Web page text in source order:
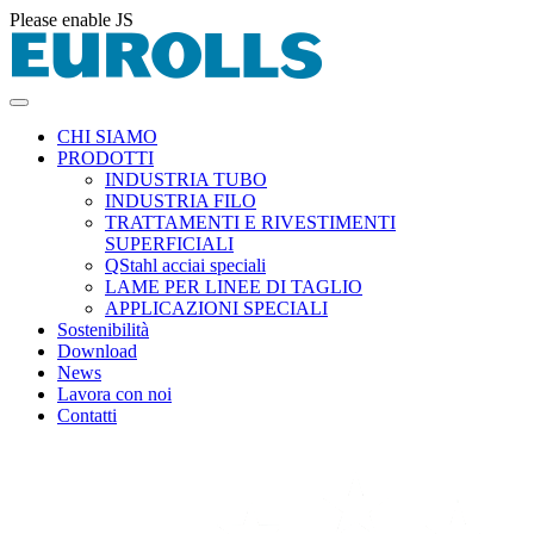
Please enable JS
CHI SIAMO
PRODOTTI
INDUSTRIA TUBO
INDUSTRIA FILO
TRATTAMENTI E RIVESTIMENTI
SUPERFICIALI
QStahl acciai speciali
LAME PER LINEE DI TAGLIO
APPLICAZIONI SPECIALI
Sostenibilità
Download
News
Lavora con noi
Contatti